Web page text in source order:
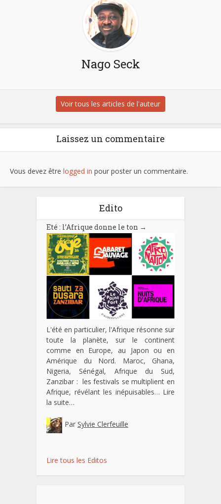
Nago Seck
Voir tous les articles de l'auteur
Laissez un commentaire
Vous devez être logged in pour poster un commentaire.
Edito
Eté : l’Afrique donne le ton →
L'été en particulier, l'Afrique résonne sur
toute la planète, sur le continent
comme en Europe, au Japon ou en
Amérique du Nord. Maroc, Ghana,
Nigeria, Sénégal, Afrique du Sud,
Zanzibar : les festivals se multiplient en
Afrique, révélant les inépuisables… Lire
la suite…
Par Sylvie Clerfeuille
Lire tous les Editos